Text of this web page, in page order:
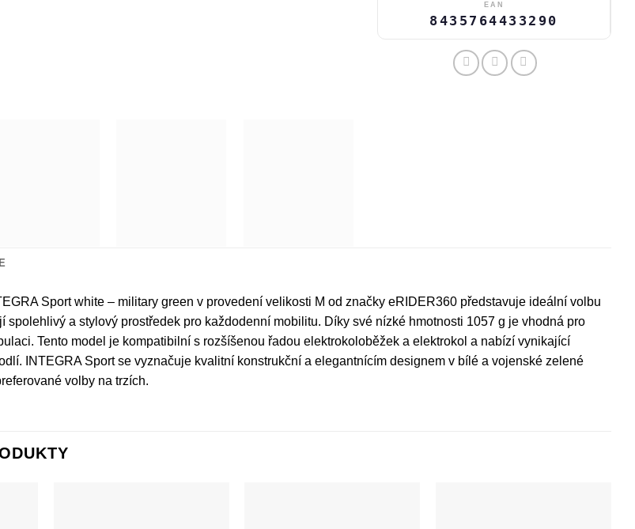
EAN
8435764433290
Sport white – military green v provedení velikosti M od značky eRIDER360 představuje ideální volbu
spolehlivý a stylový prostředek pro každodenní mobilitu. Díky své nízké hmotnosti 1057 g je vhodná pro
Tento model je kompatibilní s rozšíšenou řadou elektrokoloběžek a elektrokol a nabízí vynikající
INTEGRA Sport se vyznačuje kvalitní konstrukční a elegantnícím designem v bílé a vojenské zelené
volby na trzích.